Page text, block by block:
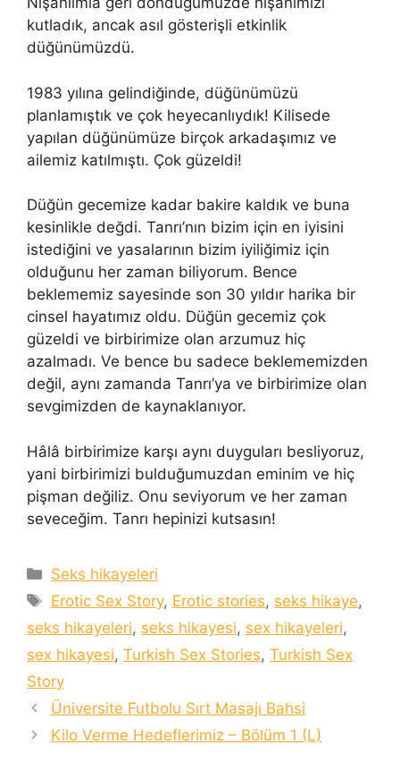
kutladık, ancak asıl gösterişli etkinlik
düğünümüzdü.
1983 yılına gelindiğinde, düğünümüzü
planlamıştık ve çok heyecanlıydık! Kilisede
yapılan düğünümüze birçok arkadaşımız ve
ailemiz katılmıştı. Çok güzeldi!
Düğün gecemize kadar bakire kaldık ve buna
kesinlikle değdi. Tanrı’nın bizim için en iyisini
istediğini ve yasalarının bizim iyiliğimiz için
olduğunu her zaman biliyorum. Bence
beklememiz sayesinde son 30 yıldır harika bir
cinsel hayatımız oldu. Düğün gecemiz çok
güzeldi ve birbirimize olan arzumuz hiç
azalmadı. Ve bence bu sadece beklememizden
değil, aynı zamanda Tanrı’ya ve birbirimize olan
sevgimizden de kaynaklanıyor.
Hâlâ birbirimize karşı aynı duyguları besliyoruz,
yani birbirimizi bulduğumuzdan eminim ve hiç
pişman değiliz. Onu seviyorum ve her zaman
seveceğim. Tanrı hepinizi kutsasın!
Categories
Seks hikayeleri
Tags
Erotic Sex Story, Erotic stories, seks hikaye,
seks hikayeleri, seks hikayesi, sex hikayeleri,
sex hikayesi, Turkish Sex Stories, Turkish Sex
Story
Üniversite Futbolu Sırt Masajı Bahsi
Kilo Verme Hedeflerimiz – Bölüm 1 (L)